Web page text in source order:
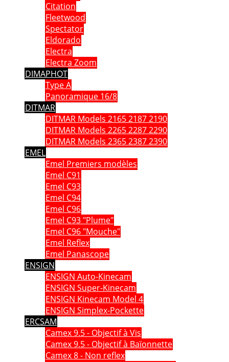
Citation
Fleetwood
Spectator
Eldorado
Electra
Electra Zoom
DIMAPHOT
Type A
Panoramique 16/8
DITMAR
DITMAR Models 2165 2187 2190
DITMAR Models 2265 2287 2290
DITMAR Models 2365 2387 2390
EMEL
Emel Premiers modèles
Emel C91
Emel C93
Emel C94
Emel C96
Emel C93 "Plume"
Emel C96 "Mouche"
Emel Reflex
Emel Panascope
ENSIGN
ENSIGN Auto-Kinecam
ENSIGN Super-Kinecam
ENSIGN Kinecam Model 4
ENSIGN Simplex-Pockette
ERCSAM
Camex 9.5 - Objectif à Vis
Camex 9.5 - Objectif à Baïonnette
Camex 8 - Non reflex